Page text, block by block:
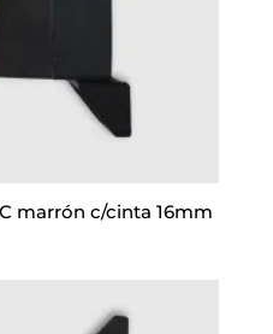
marrón c/cinta 16mm